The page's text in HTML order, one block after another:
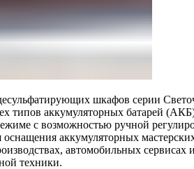
шкафов серии
типов аккумуляторных батарей
с возможностью ручной
аккумуляторных
автомобильных
техники.